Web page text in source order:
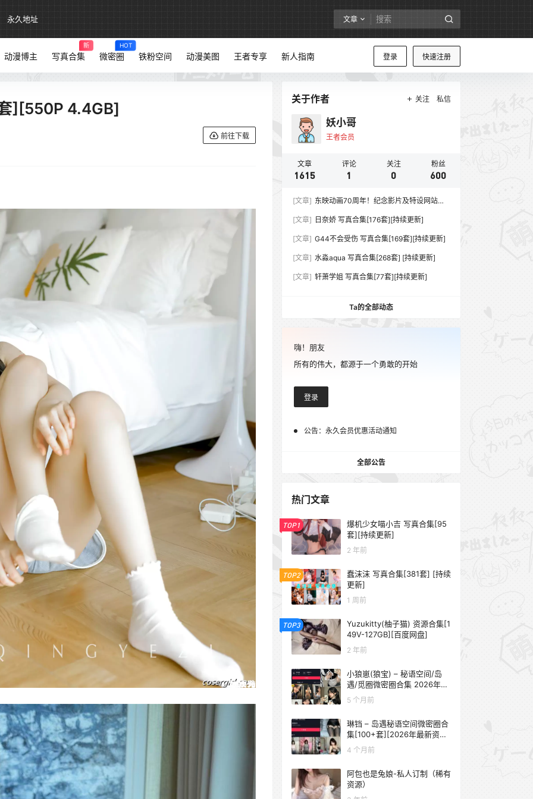
永久地址 文章
登录 快速注册
动漫博主 写真合集
新
微密圈
HOT
铁粉空间 动漫美图 王者专享 新人指南
][550P 4.4GB]
前往下载
关于作者 关注 私信
妖小哥
王者会员
文章
1615
评论
1
关注
0
粉丝
600
[文章] 东映动画70周年！纪念影片及特设网站同
[文章] 日奈娇 写真合集[176套][持续更新]
[文章] G44不会受伤 写真合集[169套][持续更新]
[文章] 水淼aqua 写真合集[268套] [持续更新]
[文章] 轩萧学姐 写真合集[77套][持续更新]
Ta的全部动态
嗨！朋友
所有的伟大，都源于一个勇敢的开始
登录
公告： 永久会员优惠活动通知
全部公告
热门文章
TOP1
爆机少女喵小吉 写真合集[95
套][持续更新]
2 年前
TOP2
蠢沫沫 写真合集[381套] [持续
更新]
1 周前
TOP3
Yuzukitty(柚子猫) 资源合集[1
49V-127GB][百度网盘]
2 年前
小狼崽(狼宝) – 秘语空间/岛
遇/觅圈微密圈合集 2026年抖
音资源更新中
5 个月前
琳铛 – 岛遇秘语空间微密圈合
集[100+套][2026年最新资源
更新中]
4 个月前
阿包也是兔娘-私人订制（稀有
资源）